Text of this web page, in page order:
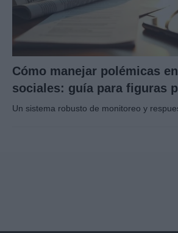
Cómo manejar polémicas
sociales: guía para figuras
Un sistema robusto de monitoreo y